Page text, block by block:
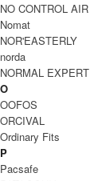
洗濯表記
裏地 / 透け感
NO CONTROL AIR
Nomat
NOR'EASTERLY
norda
NORMAL EXPERT
O
OOFOS
ORCIVAL
Ordinary Fits
P
Pacsafe